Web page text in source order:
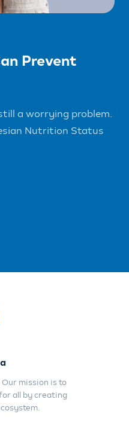
Prevent
a worrying problem.
Nutrition Status
mission is to
all by creating